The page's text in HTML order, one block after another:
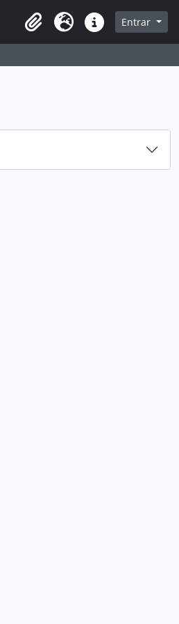
Idioma Ligações rápidas
Entrar